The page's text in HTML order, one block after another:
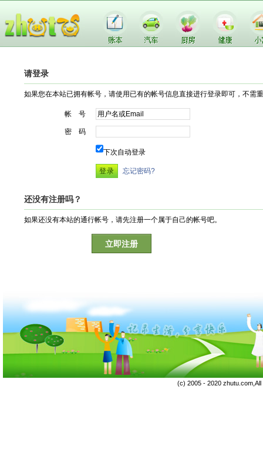
请登录
如果您在本站已拥有帐号，请使用已有的帐号信息直接进行登录即可，不需
帐 号
密 码
下次自动登录
忘记密码?
还没有注册吗？
如果还没有本站的通行帐号，请先注册一个属于自己的帐号吧。
立即注册
(c) 2005 - 2020